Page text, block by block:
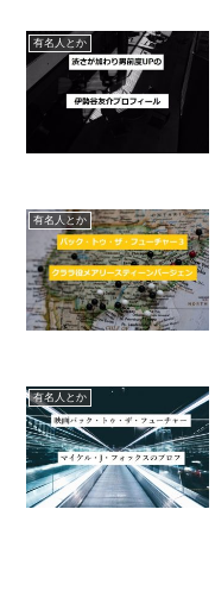
有名人とか
有名人とか
有名人とか